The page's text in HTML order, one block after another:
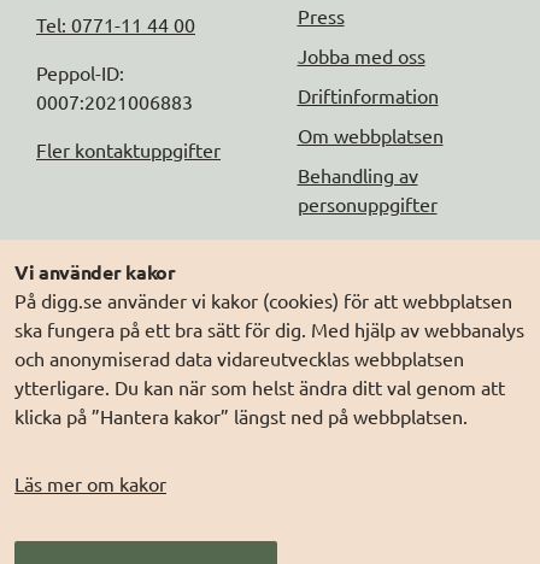
Vi använder kakor
På digg.se använder vi kakor (cookies) för att webbplatsen
ska fungera på ett bra sätt för dig. Med hjälp av webbanalys
och anonymiserad data vidareutvecklas webbplatsen
ytterligare. Du kan när som helst ändra ditt val genom att
klicka på ”Hantera kakor” längst ned på webbplatsen.
Läs mer om kakor
Tel: 0771-11 44 00
Peppol-ID:
0007:2021006883
Fler kontaktuppgifter
Press
Jobba med oss
Driftinformation
Om webbplatsen
Behandling av
personuppgifter
Följ oss
DIGG på
Prenumerera på nyheter
DIGG på
LinkedIn
DIGG på
PressMachine
DIGG på
Digg play
Elegitimation.se
Min myndighetspost
Sveriges dataportal
Sweden Connect